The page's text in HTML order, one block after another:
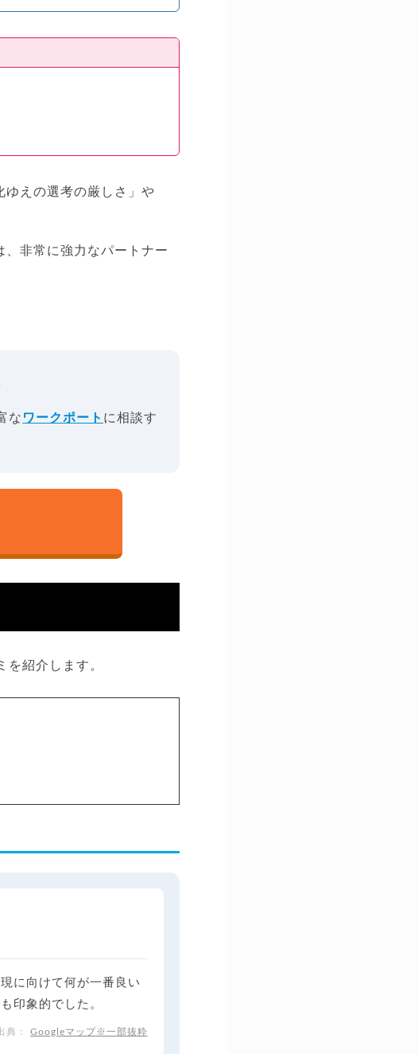
ゆえの選考の厳しさ」や
非常に強力なパートナー
な ワークポート に相談す
を紹介します。
に向けて何が一番良い
印象的でした。
Googleマップ※一部抜粋